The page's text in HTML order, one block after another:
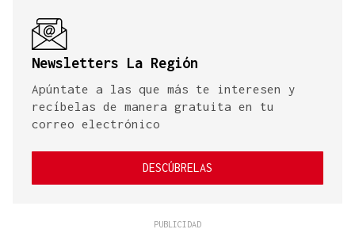
Newsletters La Región
Apúntate a las que más te interesen y
recíbelas de manera gratuita en tu
correo electrónico
DESCÚBRELAS